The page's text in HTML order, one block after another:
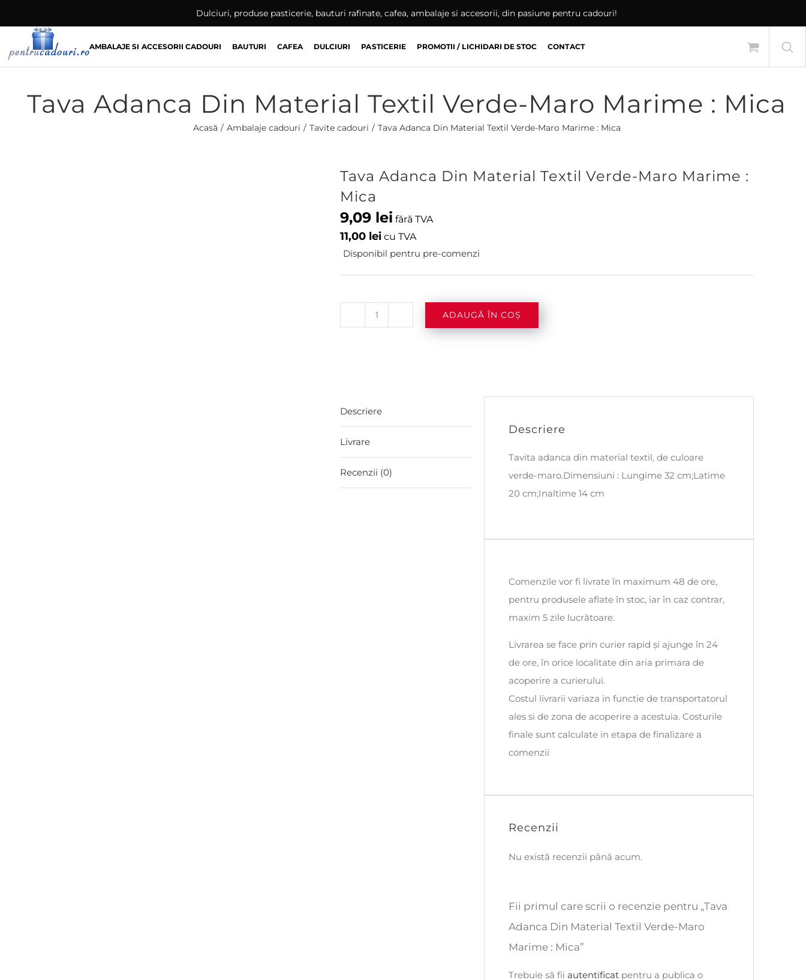
to
content
Dulciuri, produse pasticerie, bauturi rafinate, cafea, ambalaje si accesorii, din pasiune pentru cadouri!
AMBALAJE SI ACCESORII CADOURI BAUTURI CAFEA DULCIURI PASTICERIE PROMOTII / LICHIDARI DE STOC CONTACT
Tava Adanca Din Material Textil Verde-Maro Marime : Mica
Acasă Ambalaje cadouri Tavite cadouri Tava Adanca Din Material Textil Verde-Maro Marime : Mica
Tava Adanca Din Material Textil Verde-Maro Marime :
Mica
9,09 lei fără TVA
11,00 lei cu TVA
Disponibil pentru pre-comenzi
Textil
Verde-
Marime
ADAUGĂ ÎN COȘ
Descriere
Livrare
Recenzii (0)
Descriere
Tavita adanca din material textil, de culoare
verde-maro.Dimensiuni : Lungime 32 cm;Latime
20 cm;Inaltime 14 cm
Comenzile vor fi livrate în maximum 48 de ore,
pentru produsele aflate în stoc, iar în caz contrar,
maxim 5 zile lucrătoare.
Livrarea se face prin curier rapid și ajunge în 24
de ore, în orice localitate din aria primara de
acoperire a curierului.
Costul livrarii variaza in functie de transportatorul
ales si de zona de acoperire a acestuia. Costurile
finale sunt calculate in etapa de finalizare a
comenzii
Recenzii
Nu există recenzii până acum.
Fii primul care scrii o recenzie pentru „Tava
Adanca Din Material Textil Verde-Maro
Marime : Mica”
Trebuie să fii autentificat pentru a publica o